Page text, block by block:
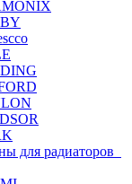
для радиаторов